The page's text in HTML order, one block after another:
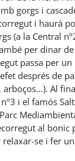
gorgs i
i haurà
(a la Central
per dinar
passa per
després de
arboços…). Al
i el famós
al bonic
se i fer